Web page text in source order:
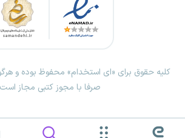
کلیه حقوق برای «ای استخدام» محفوظ بوده و
صرفا با مجوز کتبی مجاز